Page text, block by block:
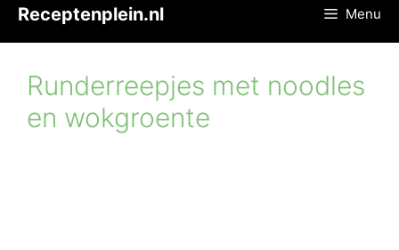
inhoud
Receptenplein.nl Menu
Runderreepjes met noodles
en wokgroente